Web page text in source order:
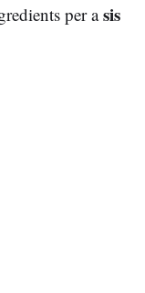
per asis